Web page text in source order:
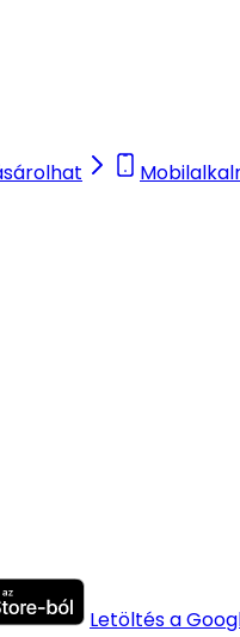
Letöltés a